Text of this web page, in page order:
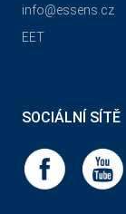
info@essens.cz
EET
SOCIÁLNÍ SÍTĚ